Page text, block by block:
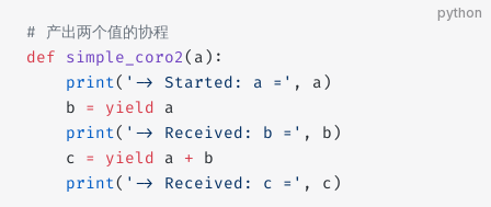
python
# 产出两个值的协程
def simple_coro2(a):
    print
( '-> Started: a =' , a)
    b
= yield
a
    print
( '-> Received: b =' , b)
    c
= yield a + b
    print
( '-> Received: c =' , c)